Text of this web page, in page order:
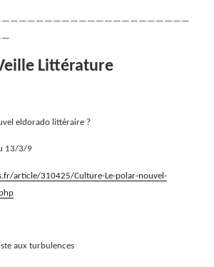
Littérature
eldorado littéraire ?
13/3/9
article/310425/Culture-Le-polar-nouvel-
aux turbulences